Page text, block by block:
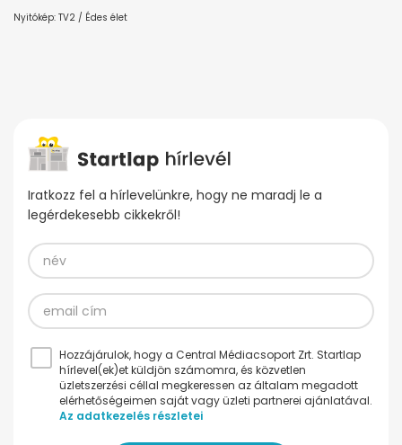
Nyitókép: TV2 / Édes élet
Iratkozz fel a hírlevelünkre, hogy ne maradj le a
legérdekesebb cikkekről!
Hozzájárulok, hogy a Central Médiacsoport Zrt. Startlap
hírlevel(ek)et küldjön számomra, és közvetlen
üzletszerzési céllal megkeressen az általam megadott
elérhetőségeimen saját vagy üzleti partnerei ajánlatával.
Az adatkezelés részletei